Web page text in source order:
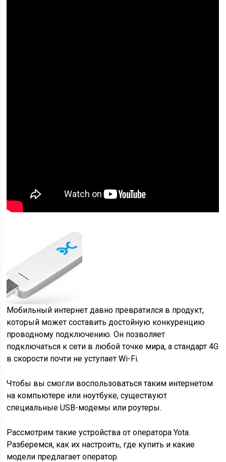
Мобильный интернет давно превратился в продукт,
который может составить достойную конкуренцию
проводному подключению. Он позволяет
подключаться к сети в любой точке мира, а стандарт 4G
в скорости почти не уступает Wi-Fi.
Чтобы вы смогли воспользоваться таким интернетом
на компьютере или ноутбуке, существуют
специальные USB-модемы или роутеры.
Рассмотрим такие устройства от оператора Yota.
Разберемся, как их настроить, где купить и какие
модели предлагает оператор.